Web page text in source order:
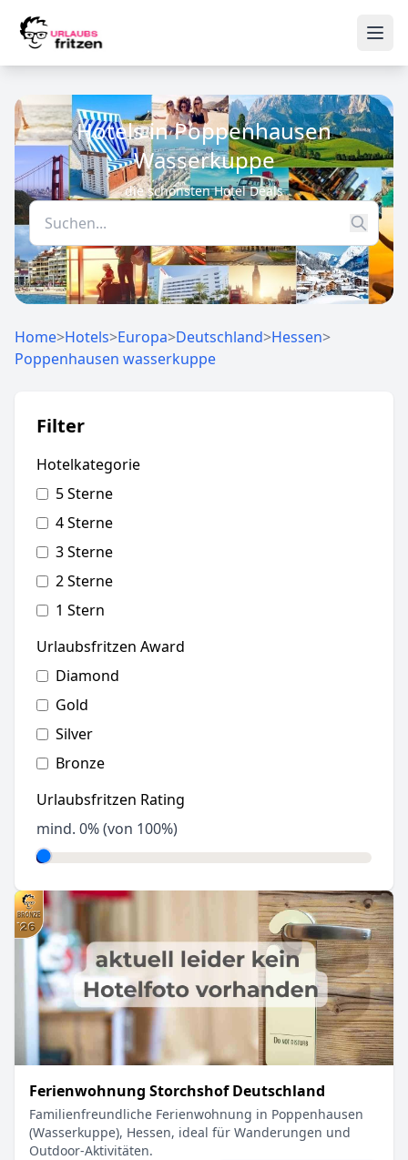
Hotels in Poppenhausen
Wasserkuppe
die schönsten Hotel Deals
Home>Hotels>Europa>Deutschland>Hessen>
Poppenhausen wasserkuppe
Filter
Hotelkategorie
5 Sterne
4 Sterne
3 Sterne
2 Sterne
1 Stern
Urlaubsfritzen Award
Diamond
Gold
Silver
Bronze
Urlaubsfritzen Rating
mind. 0% (von 100%)
Ferienwohnung Storchshof Deutschland
Familienfreundliche Ferienwohnung in Poppenhausen
(Wasserkuppe), Hessen, ideal für Wanderungen und
Outdoor-Aktivitäten.